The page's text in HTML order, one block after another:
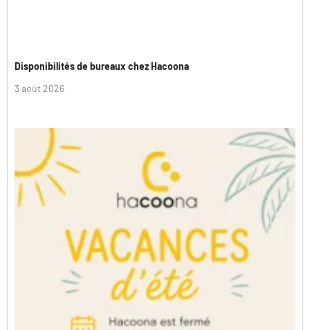
Disponibilités de bureaux chez Hacoona
3 août 2026